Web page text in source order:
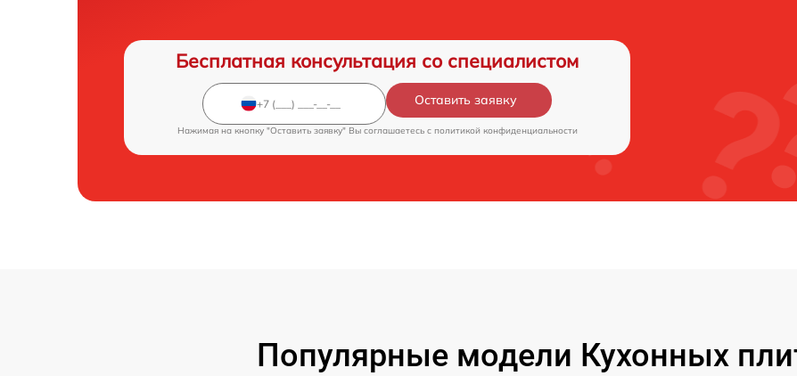
Бесплатная консультация со специалистом
Оставить заявку
Нажимая на кнопку "Оставить заявку" Вы соглашаетесь c политикой конфиденциальности
Популярные модели Кухонных